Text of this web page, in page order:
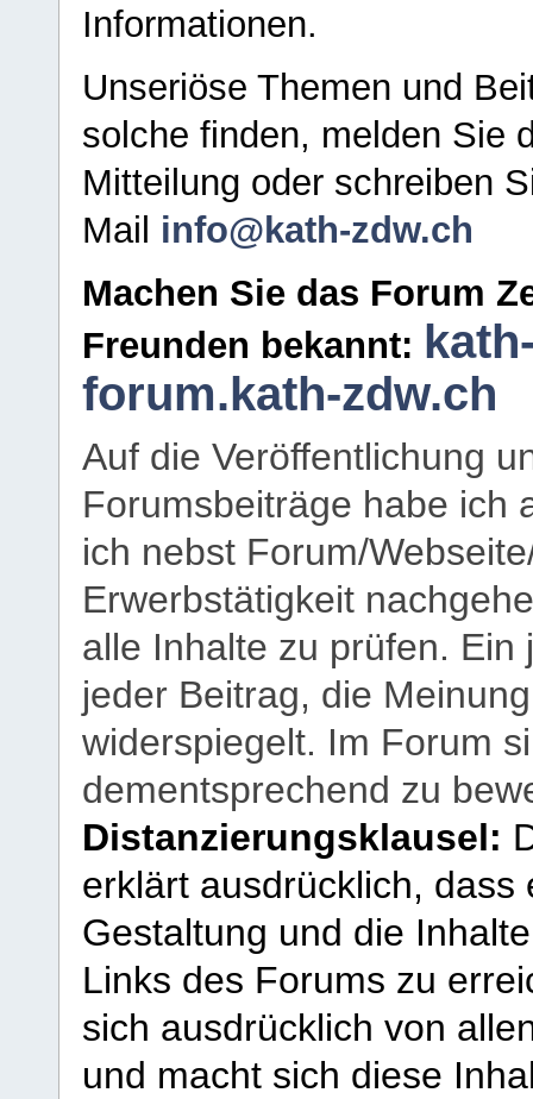
Informationen.
Unseriöse Themen und
solche finden, melden Sie
Mitteilung oder schreiben
Mail info@kath-zdw.ch
Machen Sie das Forum
Freunden bekannt:
forum.kath-zdw.ch
Auf die Veröffentlichung
Forumsbeiträge habe ich
ich nebst Forum/
Erwerbstätigkeit
alle Inhalte zu prüfen.
jeder Beitrag, die
widerspiegelt. Im Forum
dementsprechend zu
Distanzierungsklausel:
erklärt ausdrücklich,
Gestaltung und die
Links des Forums zu
sich ausdrücklich von
und macht sich diese